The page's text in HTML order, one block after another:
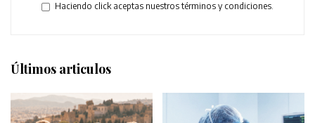
Haciendo click aceptas nuestros términos y condiciones.
Últimos articulos